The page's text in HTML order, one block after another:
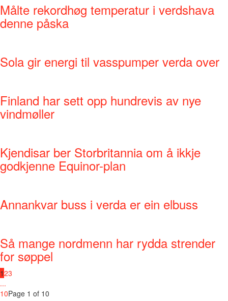
Målte rekordhøg temperatur i verdshava
denne påska
Sola gir energi til vasspumper verda over
Finland har sett opp hundrevis av nye
vindmøller
Kjendisar ber Storbritannia om å ikkje
godkjenne Equinor-plan
Annankvar buss i verda er ein elbuss
Så mange nordmenn har rydda strender
for søppel
123
...
10Page 1 of 10